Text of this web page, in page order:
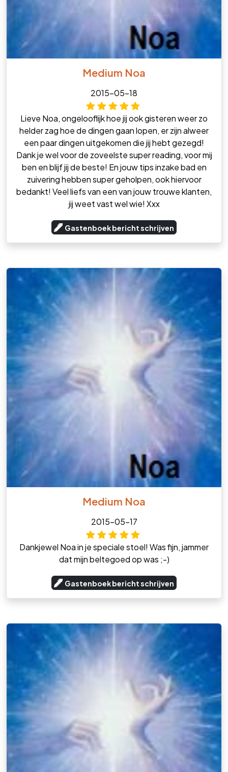
Medium Noa
2015-05-18
Lieve Noa, ongelooflijk hoe jij ook gisteren weer zo
helder zag hoe de dingen gaan lopen, er zijn alweer
een paar dingen uitgekomen die jij hebt gezegd!
Dank je wel voor de zoveelste super reading, voor mij
ben en blijf jij de beste! En jouw tips inzake bad en
zuivering hebben super geholpen, ook hiervoor
bedankt! Veel liefs van een van jouw trouwe klanten,
jij weet vast wel wie! Xxx
Gastenboek bericht schrijven
Medium Noa
2015-05-17
Dankjewel Noa in je speciale stoel! Was fijn, jammer
dat mijn beltegoed op was ;-)
Gastenboek bericht schrijven